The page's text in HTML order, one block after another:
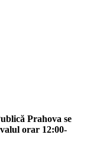
Prahova se
orar 12:00-